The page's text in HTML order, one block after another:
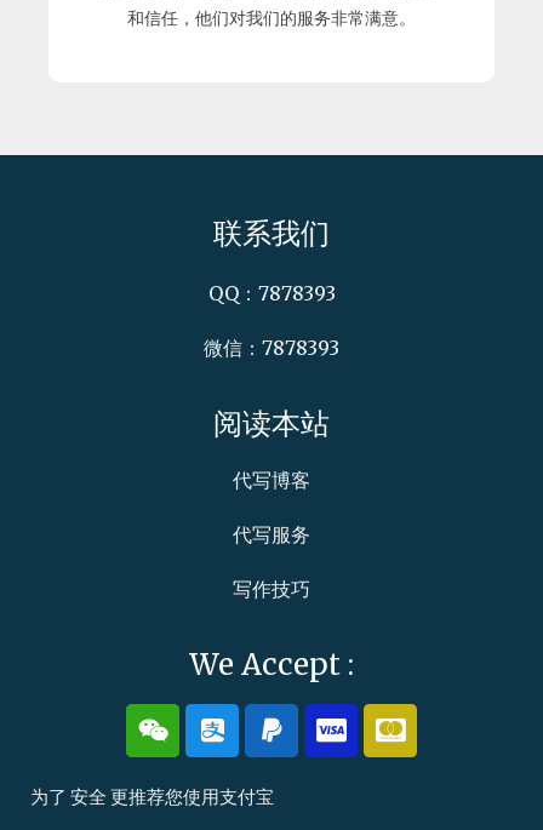
和信任，他们对我们的服务非常满意。
联系我们
QQ：7878393
微信：7878393
阅读本站
代写博客
代写服务
写作技巧
We Accept :
W
e
i
x
A
l
i
p
P
a
y
p
C
c
-
C
c
-
为了 安全 更推荐您使用支付宝